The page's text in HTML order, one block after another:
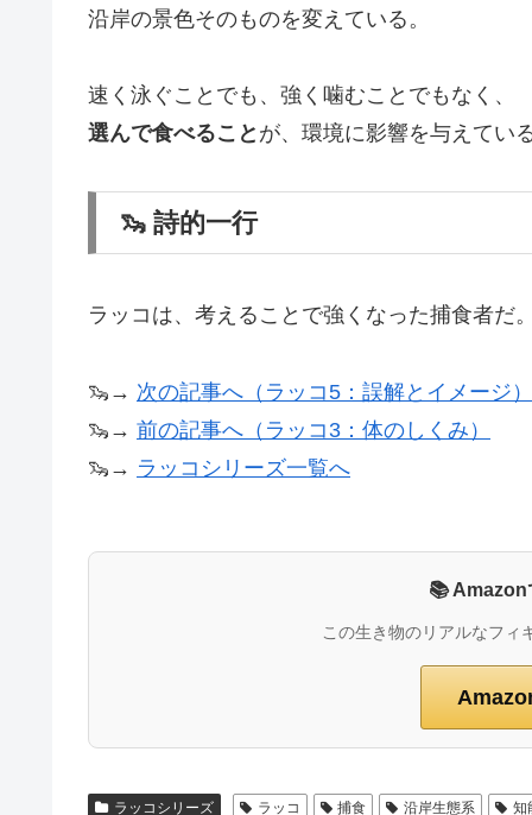
沿岸の景色そのものを変えている。
速く泳ぐことでも、強く噛むことでもなく、
選んで食べること が、環境に影響を与えている
🦦 詩的一行
ラッコは、考えることで強くなった捕食者だ。
🦦→ 次の記事へ（ラッコ5：誤解とイメージ）
🦦→ 前の記事へ（ラッコ3：体のしくみ）
🦦→ ラッコシリーズ一覧へ
📚 Amazon
この生き物のリアルなフィ
ラッコシリーズ ラッコ 捕食 沿岸生態系 知